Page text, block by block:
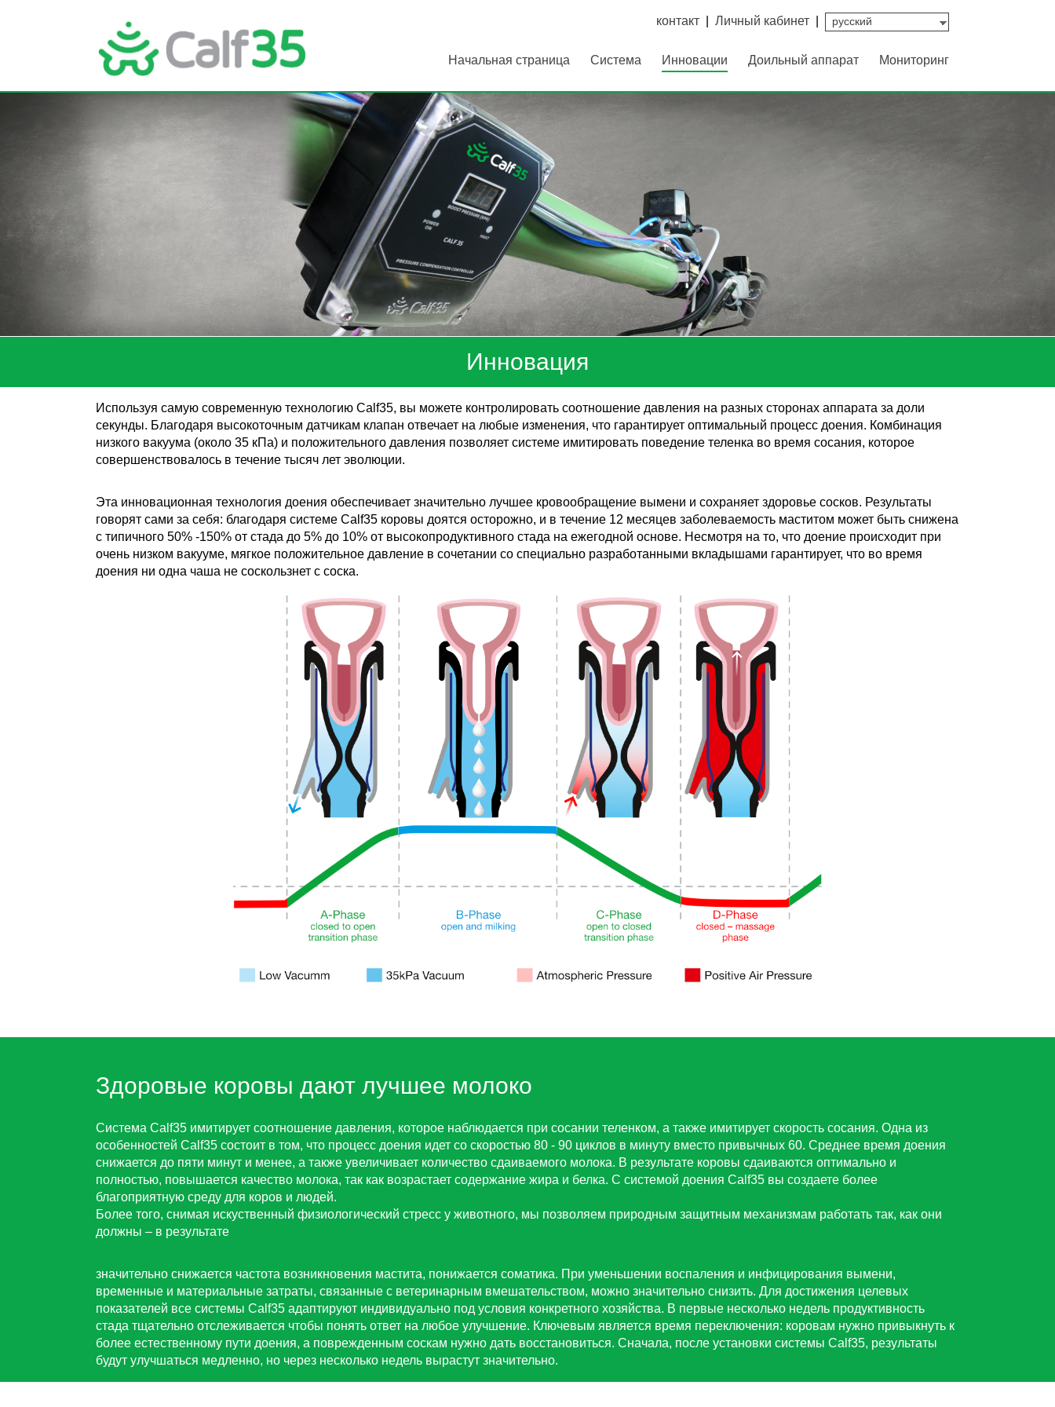
контакт Личный кабинет
Начальная страница Система Инновации Доильный аппарат Мониторинг
Инновация
Используя самую современную технологию Calf35, вы можете контролировать соотношение давления на разных сторонах аппарата за доли
секунды. Благодаря высокоточным датчикам клапан отвечает на любые изменения, что гарантирует оптимальный процесс доения. Комбинация
низкого вакуума (около 35 кПа) и положительного давления позволяет системе имитировать поведение теленка во время сосания, которое
совершенствовалось в течение тысяч лет эволюции.
Эта инновационная технология доения обеспечивает значительно лучшее кровообращение вымени и сохраняет здоровье сосков. Результаты
говорят сами за себя: благодаря системе Calf35 коровы доятся осторожно, и в течение 12 месяцев заболеваемость маститом может быть снижена
с типичного 50% -150% от стада до 5% до 10% от высокопродуктивного стада на ежегодной основе. Несмотря на то, что доение происходит при
очень низком вакууме, мягкое положительное давление в сочетании со специально разработанными вкладышами гарантирует, что во время
доения ни одна чаша не соскользнет с соска.
Здоровые коровы дают лучшее молоко
Система Calf35 имитирует соотношение давления, которое наблюдается при сосании теленком, а также имитирует скорость сосания. Одна из
особенностей Calf35 состоит в том, что процесс доения идет со скоростью 80 - 90 циклов в минуту вместо привычных 60. Среднее время доения
снижается до пяти минут и менее, а также увеличивает количество сдаиваемого молока. В результате коровы сдаиваются оптимально и
полностью, повышается качество молока, так как возрастает содержание жира и белка. С системой доения Calf35 вы создаете более
благоприятную среду для коров и людей.
Более того, снимая искуственный физиологический стресс у животного, мы позволяем природным защитным механизмам работать так, как они
должны – в результате
значительно снижается частота возникновения мастита, понижается соматика. При уменьшении воспаления и инфицирования вымени,
временные и материальные затраты, связанные с ветеринарным вмешательством, можно значительно снизить. Для достижения целевых
показателей все системы Calf35 адаптируют индивидуально под условия конкретного хозяйства. В первые несколько недель продуктивность
стада тщательно отслеживается чтобы понять ответ на любое улучшение. Ключевым является время переключения: коровам нужно привыкнуть к
более естественному пути доения, а поврежденным соскам нужно дать восстановиться. Сначала, после установки системы Calf35, результаты
будут улучшаться медленно, но через несколько недель вырастут значительно.